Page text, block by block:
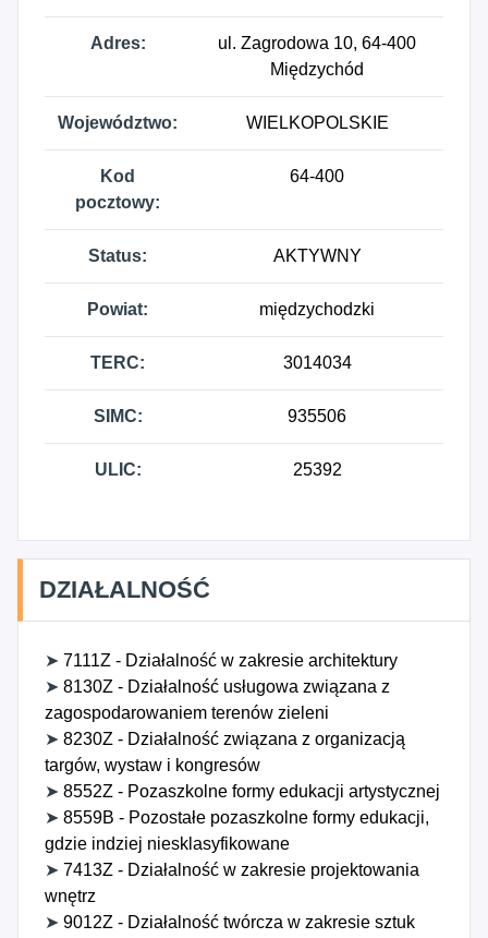
Adres:
ul. Zagrodowa 10, 64-400
Międzychód
Województwo: WIELKOPOLSKIE
Kod
pocztowy:
64-400
Status: AKTYWNY
Powiat: międzychodzki
TERC: 3014034
SIMC: 935506
ULIC: 25392
DZIAŁALNOŚĆ
➤ 7111Z - Działalność w zakresie architektury
➤ 8130Z - Działalność usługowa związana z
zagospodarowaniem terenów zieleni
➤ 8230Z - Działalność związana z organizacją
targów, wystaw i kongresów
➤ 8552Z - Pozaszkolne formy edukacji artystycznej
➤ 8559B - Pozostałe pozaszkolne formy edukacji,
gdzie indziej niesklasyfikowane
➤ 7413Z - Działalność w zakresie projektowania
wnętrz
➤ 9012Z - Działalność twórcza w zakresie sztuk